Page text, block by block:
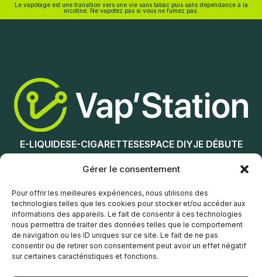
Gérer le consentement
Pour offrir les meilleures expériences, nous utilisons des
technologies telles que les cookies pour stocker et/ou accéder aux
informations des appareils. Le fait de consentir à ces technologies
nous permettra de traiter des données telles que le comportement
de navigation ou les ID uniques sur ce site. Le fait de ne pas
consentir ou de retirer son consentement peut avoir un effet négatif
sur certaines caractéristiques et fonctions.
0
3
6
18
Choix des options
Le vapotage est une transition vers une vie sans tabac puis sans dépendance à la
nicotine. Ne vapotez pas si vous ne fumez pas.
E-LIQUIDESE-CIGARETTESESPACE DIYJE DÉBUTE
NOS MAGASINS
Service client